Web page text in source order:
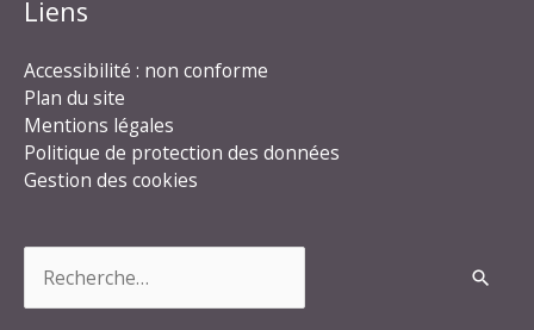
Liens
Accessibilité : non conforme
Plan du site
Mentions légales
Politique de protection des données
Gestion des cookies